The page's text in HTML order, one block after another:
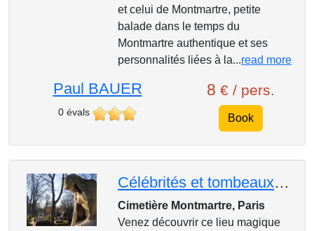
et celui de Montmartre, petite
balade dans le temps du
Montmartre authentique et ses
personnalités liées à la...read more
Paul BAUER
0 évals
8 € / pers.
Book
Célébrités et tombeaux notables du cimetière Montmartre : de la plus vieille tombe au cactus de Siné
Cimetière Montmartre, Paris
Venez découvrir ce lieu magique